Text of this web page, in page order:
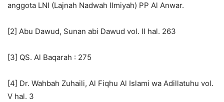
anggota LNI (Lajnah Nadwah Ilmiyah) PP Al Anwar.
[2] Abu Dawud, Sunan abi Dawud vol. II hal. 263
[3] QS. Al Baqarah : 275
[4] Dr. Wahbah Zuhaili, Al Fiqhu Al Islami wa Adillatuhu vol.
V hal. 3